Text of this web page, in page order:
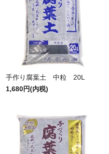
手作り腐葉土 中粒 20L
1,680円(内税)